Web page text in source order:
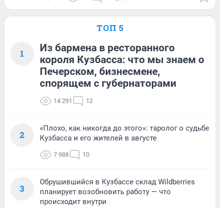
ТОП 5
1
Из бармена в ресторанного
короля Кузбасса: что мы знаем о
Печерском, бизнесмене,
спорящем с губернаторами
14 291 12
2
«Плохо, как никогда до этого»: таролог о судьбе
Кузбасса и его жителей в августе
7 988 10
3
Обрушившийся в Кузбассе склад Wildberries
планирует возобновить работу — что
происходит внутри